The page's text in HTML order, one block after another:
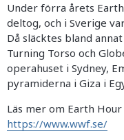
Under förra årets
deltog, och i Sverige
Då släcktes bland
Turning Torso och
operahuset i Sydney,
pyramiderna i Giza i
Läs mer om Earth
https://www.wwf.se/